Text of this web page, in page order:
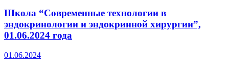
Школа “Современные технологии в
эндокринологии и эндокринной хирургии”,
01.06.2024 года
01.06.2024